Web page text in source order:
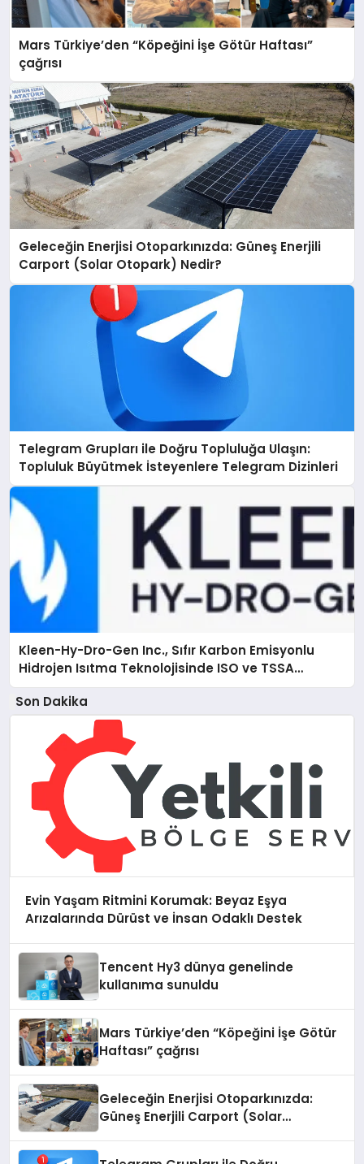
Mars Türkiye’den “Köpeğini İşe Götür Haftası”
çağrısı
Geleceğin Enerjisi Otoparkınızda: Güneş Enerjili
Carport (Solar Otopark) Nedir?
Telegram Grupları ile Doğru Topluluğa Ulaşın:
Topluluk Büyütmek İsteyenlere Telegram Dizinleri
Kleen-Hy-Dro-Gen Inc., Sıfır Karbon Emisyonlu
Hidrojen Isıtma Teknolojisinde ISO ve TSSA
Düzenleyici Onaylarını Aldı
Son Dakika
Evin Yaşam Ritmini Korumak: Beyaz Eşya
Arızalarında Dürüst ve İnsan Odaklı Destek
Tencent Hy3 dünya genelinde
kullanıma sunuldu
Mars Türkiye’den “Köpeğini İşe Götür
Haftası” çağrısı
Geleceğin Enerjisi Otoparkınızda:
Güneş Enerjili Carport (Solar